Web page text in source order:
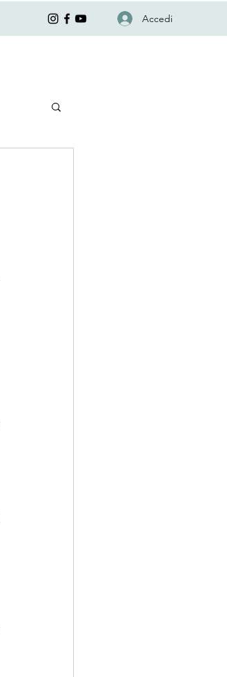
Accedi